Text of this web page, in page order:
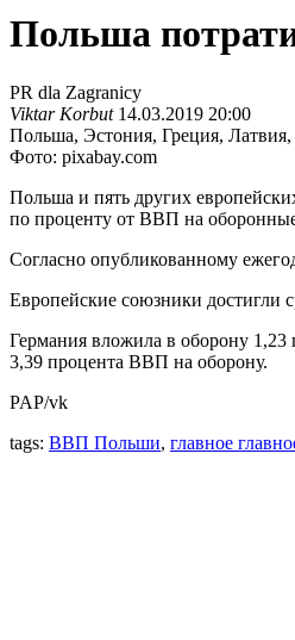
Польша
PR dla Zagranicy
Viktar Korbut14.03.2019 20:00
Польша, Эстония, Греция,
Фото: pixabay.com
Польша и пять других
по проценту от ВВП на
Согласно опубликованному
Европейские союзники достигли
Германия вложила в оборону
3,39 процента ВВП на оборону.
PAP/vk
tags: ВВП Польши, главное